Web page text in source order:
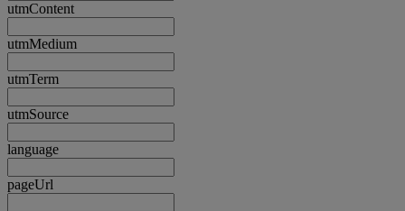
utmContent
utmMedium
utmTerm
utmSource
language
pageUrl